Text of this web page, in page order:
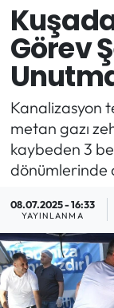
Görev
Kanalizasyon
metan gazı
kaybeden 3
dönümlerinde
08.07.2025 - 16:33
YAYINLANMA